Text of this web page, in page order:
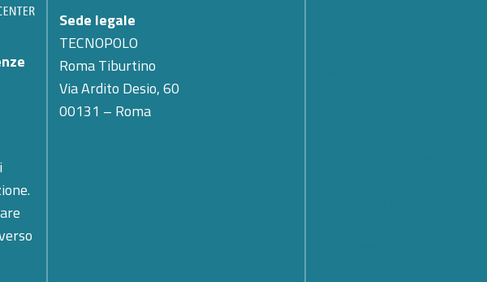
Sede legale
TECNOPOLO
Roma Tiburtino
Via Ardito Desio, 60
00131 – Roma